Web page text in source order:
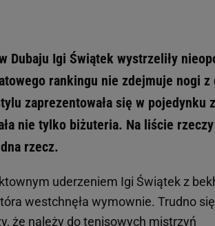
Dubaju Igi Świątek wystrzeliły
rankingu nie zdejmuje nogi z
zaprezentowała się w pojedynku z
nie tylko biżuteria. Na liście
rzecz.
uderzeniem Igi Świątek z
westchnęła wymownie. Trudno
że należy do tenisowych mistrzyń